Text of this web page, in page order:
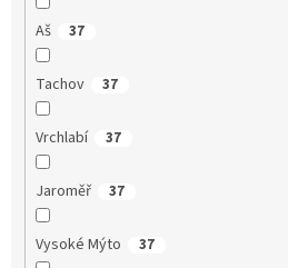
Aš 37
Tachov 37
Vrchlabí 37
Jaroměř 37
Vysoké Mýto 37